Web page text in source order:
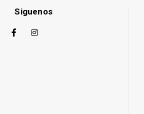
Siguenos